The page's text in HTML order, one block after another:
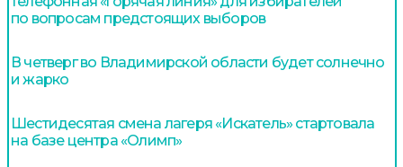
по вопросам предстоящих выборов
В четверг во Владимирской области будет солнечно
и жарко
Шестидесятая смена лагеря «Искатель» стартовала
на базе центра «Олимп»